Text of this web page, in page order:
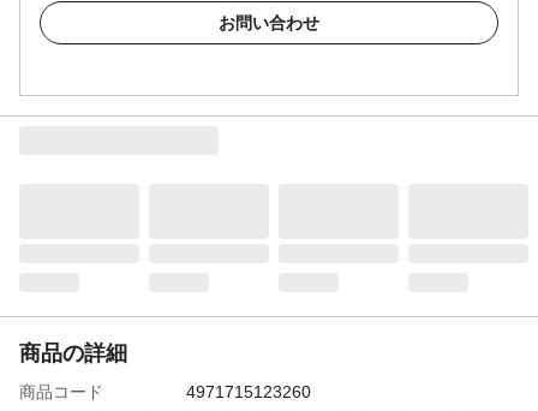
お問い合わせ
商品の詳細
商品コード
4971715123260